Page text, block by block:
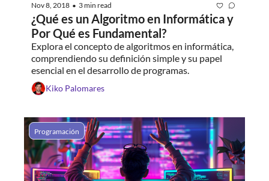
Nov 8, 2018 • 3 min read
¿Qué es un Algoritmo en Informática y
Por Qué es Fundamental?
Explora el concepto de algoritmos en informática,
comprendiendo su definición simple y su papel
esencial en el desarrollo de programas.
Kiko Palomares
Programación